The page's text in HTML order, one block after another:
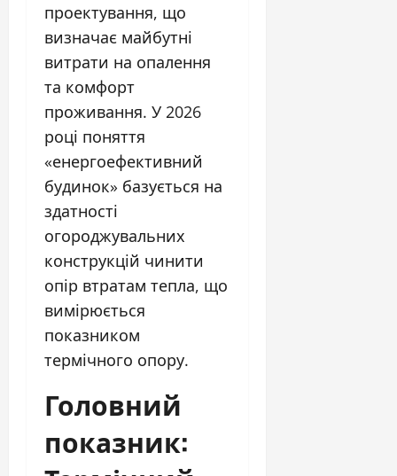
проектування, що
визначає майбутні
витрати на опалення
та комфорт
проживання. У 2026
році поняття
«енергоефективний
будинок» базується на
здатності
огороджувальних
конструкцій чинити
опір втратам тепла, що
вимірюється
показником
термічного опору.
Головний
показник: